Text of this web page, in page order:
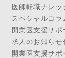
医師転職ナレッ
スペシャルコラ
開業医支援サポ
求人のお知らせ
開業医支援サ